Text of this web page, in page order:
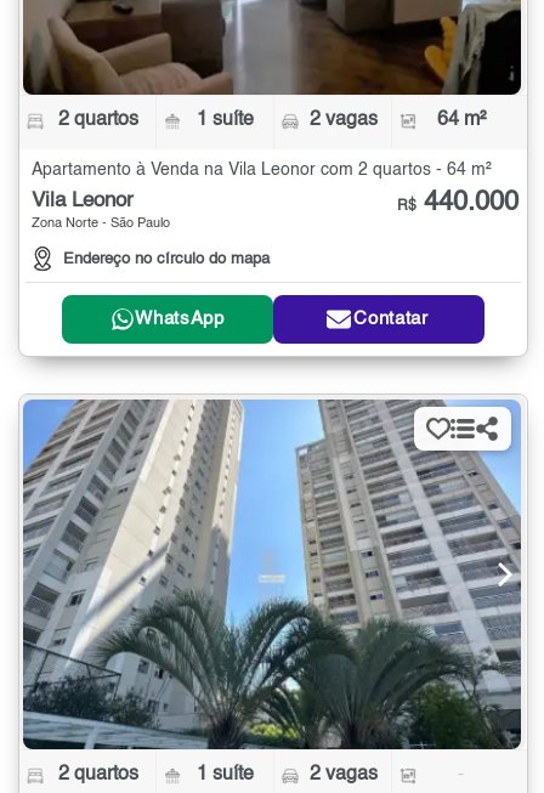
2 quartos 1 suíte 2 vagas 64 m²
Apartamento à Venda na Vila Leonor com 2 quartos - 64 m²
Vila Leonor
Zona Norte - São Paulo
Endereço no círculo do mapa
R$ 440.000
WhatsApp Contatar
2 quartos 1 suíte 2 vagas -